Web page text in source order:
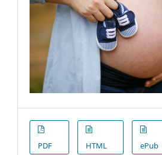
PDF HTML ePub